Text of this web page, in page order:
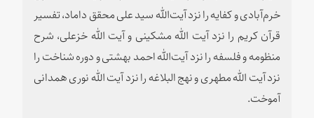
خرم‌آبادی و کفایه را نزد آیت‌الله سید علی محقق داماد، تفسیر
قرآن کریم را نزد آیت الله مشکینی و آیت الله خزعلی، شرح
منظومه و فلسفه را نزد آیت‌الله احمد بهشتی و دوره شناخت را
نزد آیت الله مطهری و نهج البلاغه را نزد آیت الله نوری همدانی
آموخت.